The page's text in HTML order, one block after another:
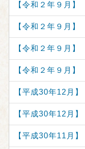
【令和２年９月
【令和２年９月
【令和２年９月
【令和２年９月
【平成30年12月
【平成30年12月
【平成30年11月